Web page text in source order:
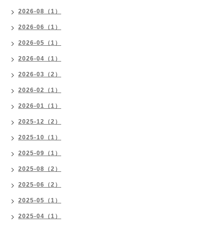
2026-08（1）
2026-06（1）
2026-05（1）
2026-04（1）
2026-03（2）
2026-02（1）
2026-01（1）
2025-12（2）
2025-10（1）
2025-09（1）
2025-08（2）
2025-06（2）
2025-05（1）
2025-04（1）